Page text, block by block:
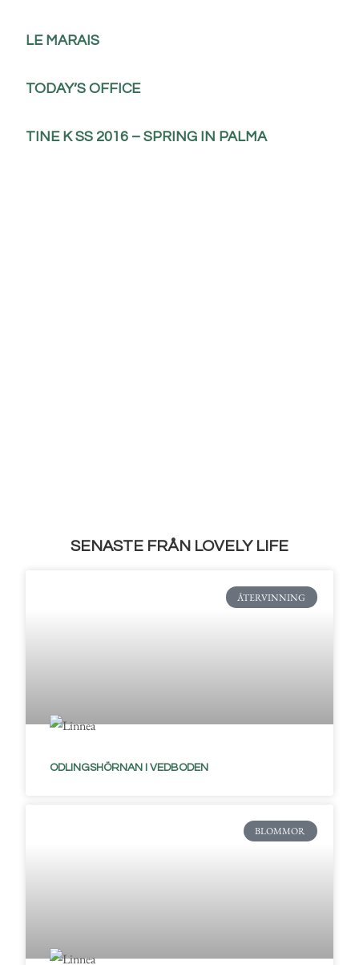
LE MARAIS
TODAY’S OFFICE
TINE K SS 2016 – SPRING IN PALMA
SENASTE FRÅN LOVELY LIFE
ÅTERVINNING
ODLINGSHÖRNAN I VEDBODEN
BLOMMOR